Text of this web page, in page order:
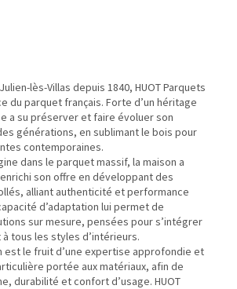
lès-Villas depuis 1840, HUOT Parquets
du parquet français. Forte d’un héritage
a su préserver et faire évoluer son
générations, en sublimant le bois pour
contemporaines.
dans le parquet massif, la maison a
son offre en développant des
alliant authenticité et performance
d’adaptation lui permet de
sur mesure, pensées pour s’intégrer
tous les styles d’intérieurs.
est le fruit d’une expertise approfondie et
portée aux matériaux, afin de
durabilité et confort d’usage. HUOT